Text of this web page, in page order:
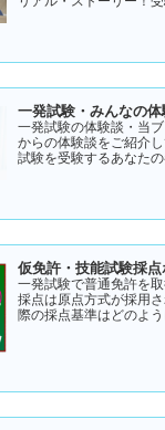
一発試験・みんなの体
一発試験の体験談・当
からの体験談をご紹介
試験を受験するあなた
仮免許・技能試験採点
一発試験で普通免許を
採点は原点方式が採用
際の採点基準はどのよ